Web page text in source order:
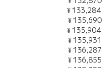
¥ 133,284
¥ 135,690
¥ 135,904
¥ 135,931
¥ 136,287
¥ 136,855